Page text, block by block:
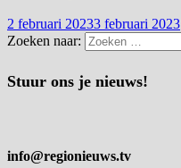
2 februari 20233 februari 2023
Zoeken naar:
Stuur ons je nieuws!
info@regionieuws.tv